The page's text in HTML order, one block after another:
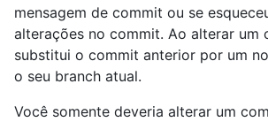
mensagem de commit ou se
alterações no commit. Ao alterar um
substitui o commit anterior por um
o seu branch atual.
Você somente deveria alterar um